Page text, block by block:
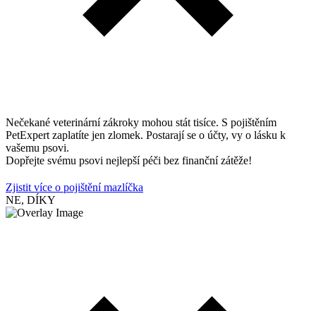
Nečekané veterinární zákroky mohou stát tisíce. S pojištěním
PetExpert zaplatíte jen zlomek. Postarají se o účty, vy o lásku k
vašemu psovi.
Dopřejte svému psovi nejlepší péči bez finanční zátěže!
Zjistit více o pojištění mazlíčka
NE, DÍKY